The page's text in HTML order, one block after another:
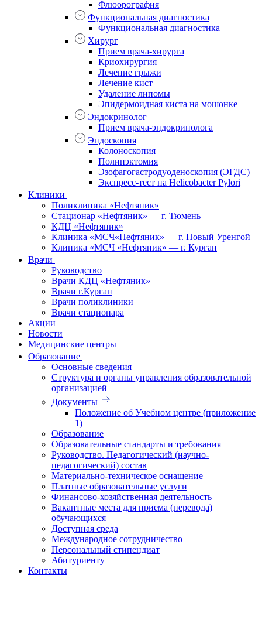
Флюорография
Функциональная диагностика
Функциональная диагностика
Хирург
Прием врача-хирурга
Криохирургия
Лечение грыжи
Лечение кист
Удаление липомы
Эпидермоидная киста на мошонке
Эндокринолог
Прием врача-эндокринолога
Эндоскопия
Колоноскопия
Полипэктомия
Эзофагогастродуоденоскопия (ЭГДС)
Экспресс-тест на Helicobacter Pylori
Клиники
Поликлиника «Нефтяник»
Стационар «Нефтяник» — г. Тюмень
КДЦ «Нефтяник»
Клиника «МСЧ«Нефтяник» — г. Новый Уренгой
Клиника «МСЧ «Нефтяник» — г. Курган
Врачи
Руководство
Врачи КДЦ «Нефтяник»
Врачи г.Курган
Врачи поликлиники
Врачи стационара
Акции
Новости
Медицинские центры
Образование
Основные сведения
Структура и органы управления образовательной
организацией
Документы
Положение об Учебном центре (приложение
1)
Образование
Образовательные стандарты и требования
Руководство. Педагогический (научно-
педагогический) состав
Материально-техническое оснащение
Платные образовательные услуги
Финансово-хозяйственная деятельность
Вакантные места для приема (перевода)
обучающихся
Доступная среда
Международное сотрудничество
Персональный стипендиат
Абитуриенту
Контакты